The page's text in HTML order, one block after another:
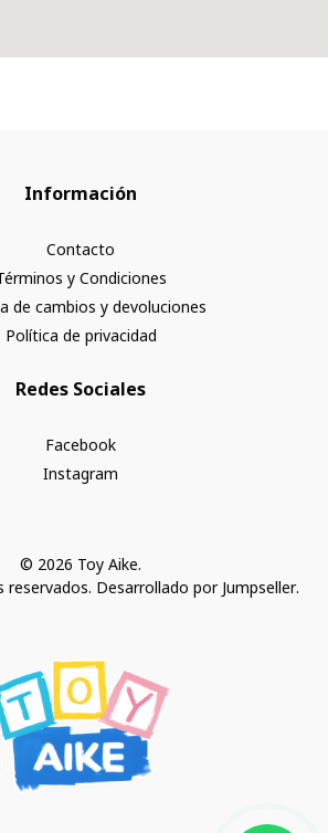
Información
Contacto
y Condiciones
de cambios y devoluciones
Política de privacidad
Redes Sociales
Facebook
Instagram
© 2026 Toy Aike.
reservados. Desarrollado por Jumpseller.